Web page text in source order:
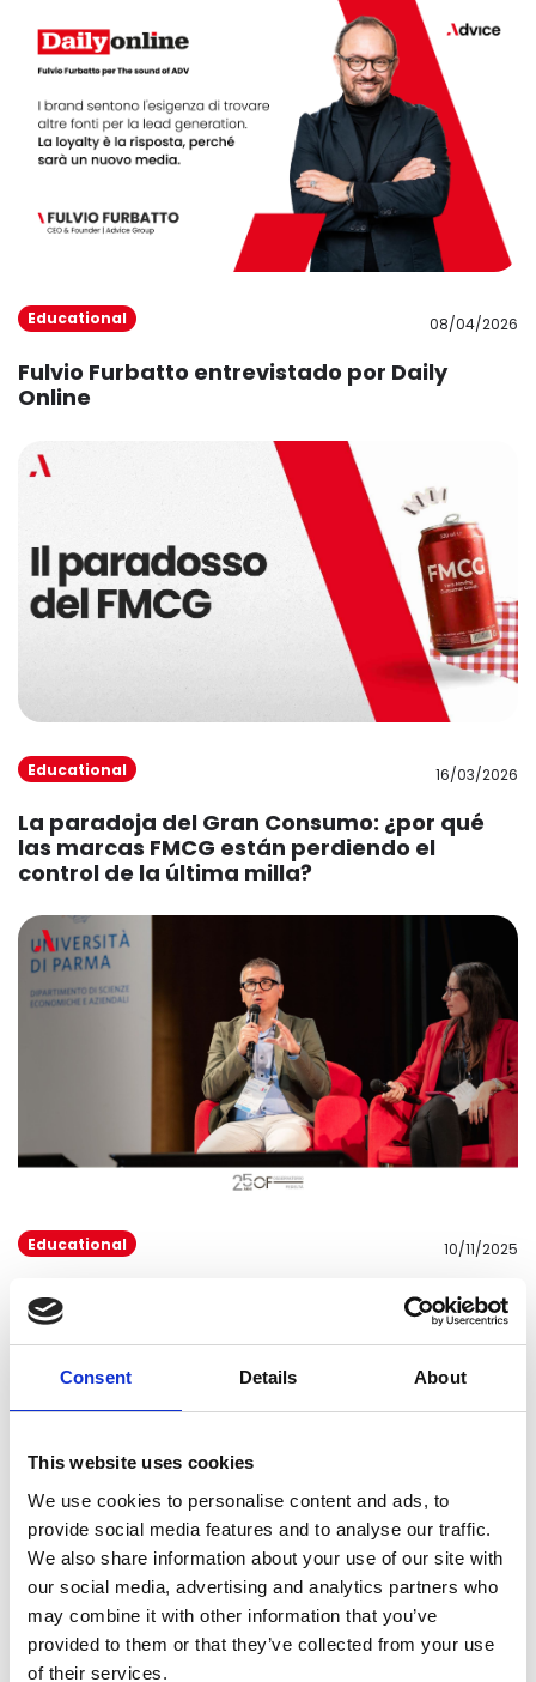
Consent Details About
This website uses cookies
We use cookies to personalise content and ads, to
provide social media features and to analyse our traffic.
We also share information about your use of our site with
our social media, advertising and analytics partners who
may combine it with other information that you’ve
provided to them or that they’ve collected from your use
of their services.
Educational 08/04/2026
Fulvio Furbatto entrevistado por Daily
Online
Educational 16/03/2026
La paradoja del Gran Consumo: ¿por qué
las marcas FMCG están perdiendo el
control de la última milla?
Educational 10/11/2025
PROMOCIÓN Y FIDELIDAD: ¿cómo
integrarlas? Nuestro punto de vista en el
XXV Congreso del Observatorio de
Fidelidad de la Unipr